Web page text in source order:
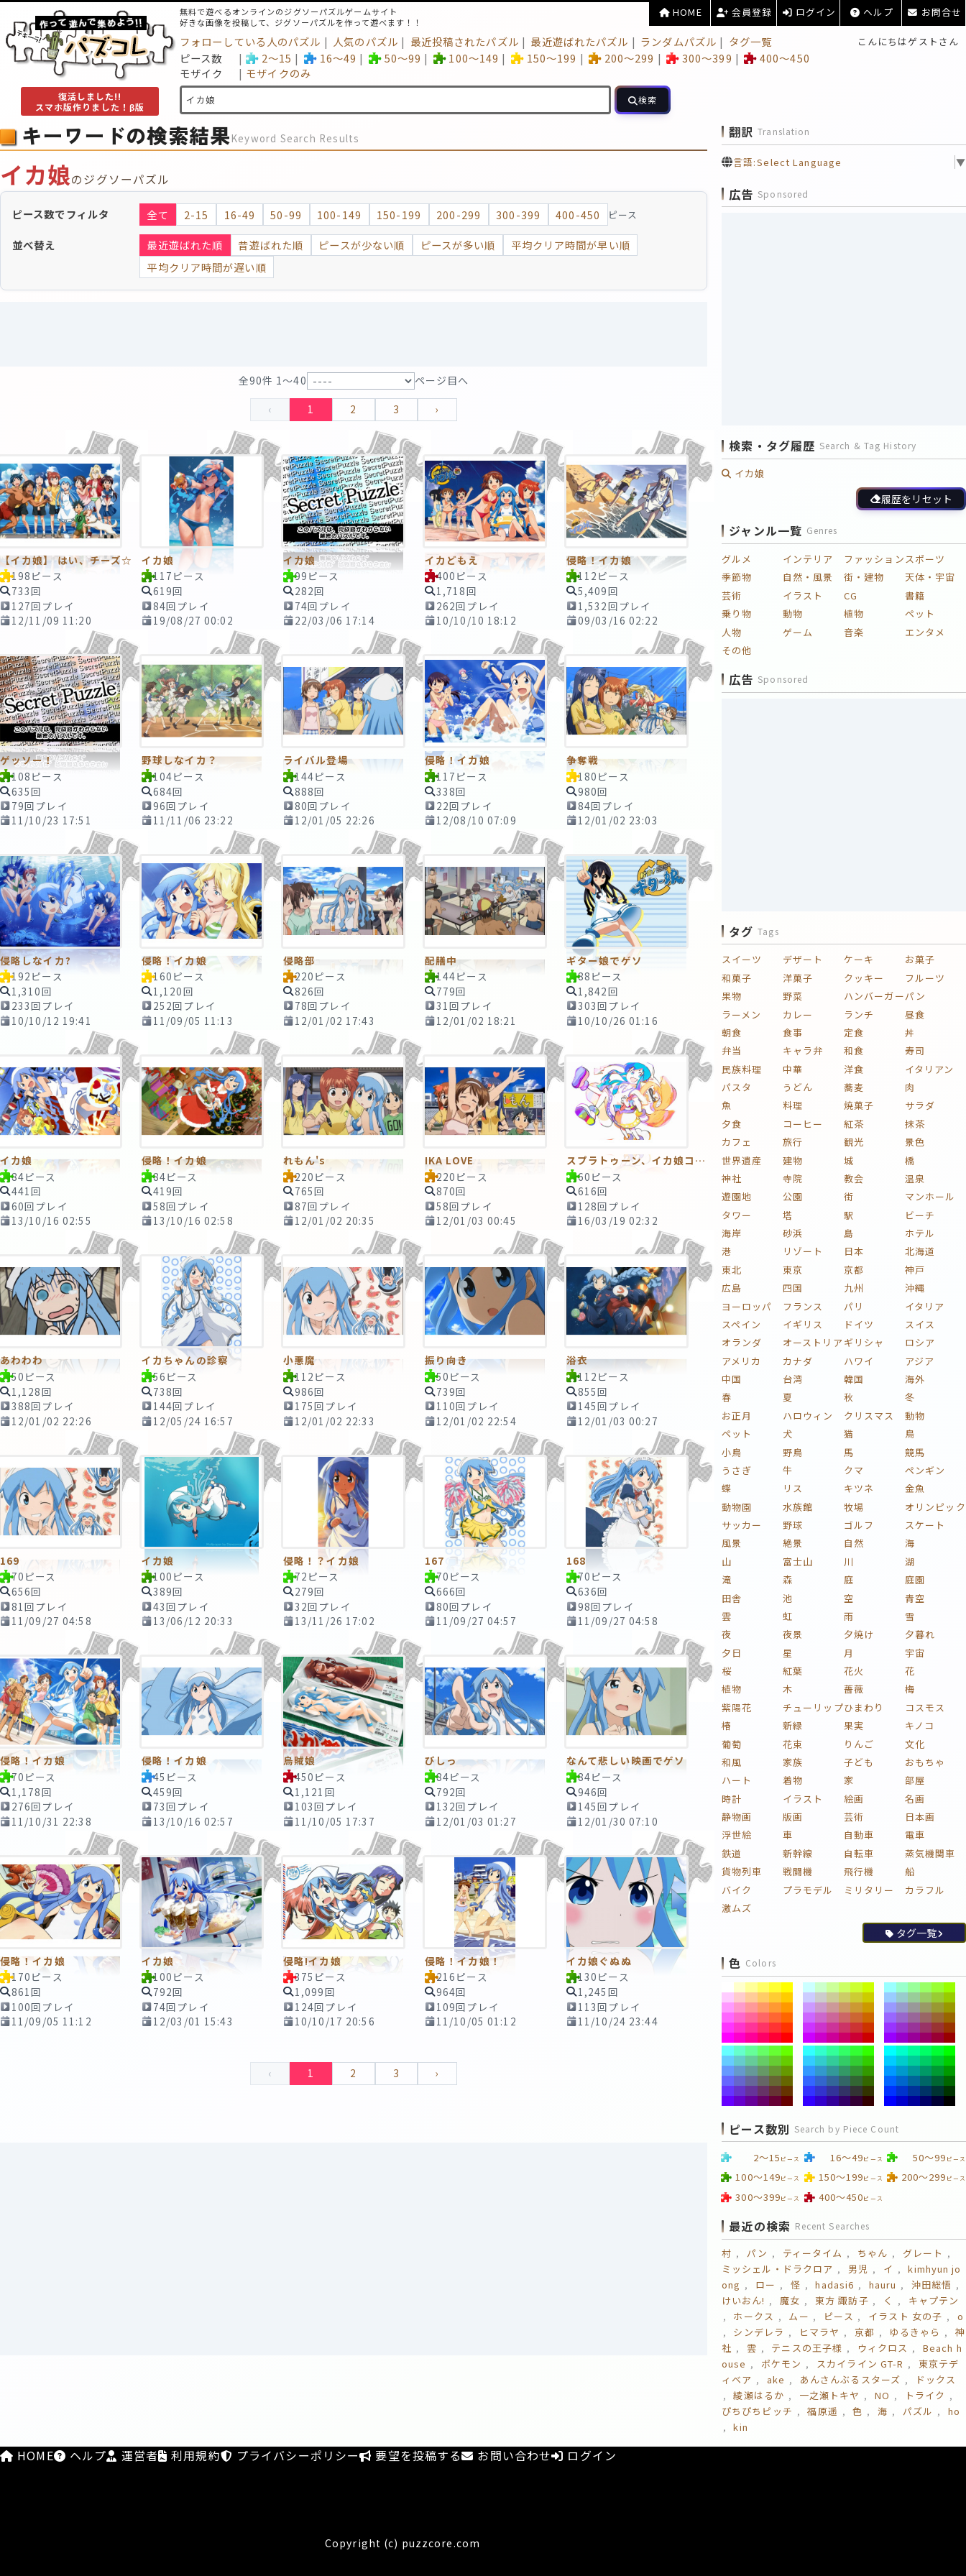
復活しました!!
スマホ版作りました！β版
検索
無料で遊べるオンラインのジグソーパズルゲームサイト
好きな画像を投稿して、ジグソーパズルを作って遊べます！！
HOME 会員登録 ログイン ヘルプ お問合せ
こんにちはゲストさん
フォローしている人のパズル 人気のパズル 最近投稿されたパズル 最近遊ばれたパズル ランダムパズル
タグ一覧
ピース数
2～15 16～49 50～99 100～149 150～199 200～299 300～399
400～450
モザイク
モザイクのみ
キーワードの検索結果Keyword Search Results
イカ娘のジグソーパズル
ピース数でフィルタ 全て 2-15 16-49 50-99 100-149 150-199 200-299 300-399 400-450 ピース
並べ替え 最近遊ばれた順 昔遊ばれた順 ピースが少ない順 ピースが多い順
平均クリア時間が早い順
平均クリア時間が遅い順
全90件 1〜40
ページ目へ
‹
1 2 3 ›
【イカ娘】 はい、チーズ☆
198ピース
733回
127回プレイ
12/11/09 11:20
イカ娘
117ピース
619回
84回プレイ
19/08/27 00:02
イカ娘
99ピース
282回
74回プレイ
22/03/06 17:14
イカどもえ
400ピース
1,718回
262回プレイ
10/10/10 18:12
侵略！イカ娘
112ピース
5,409回
1,532回プレイ
09/03/16 02:22
ゲッソー！
108ピース
635回
79回プレイ
11/10/23 17:51
野球しなイカ？
104ピース
684回
96回プレイ
11/11/06 23:22
ライバル登場
144ピース
888回
80回プレイ
12/01/05 22:26
侵略！イカ娘
117ピース
338回
22回プレイ
12/08/10 07:09
争奪戦
180ピース
980回
84回プレイ
12/01/02 23:03
侵略しなイカ?
192ピース
1,310回
233回プレイ
10/10/12 19:41
侵略！イカ娘
160ピース
1,120回
252回プレイ
11/09/05 11:13
侵略部
220ピース
826回
78回プレイ
12/01/02 17:43
配膳中
144ピース
779回
31回プレイ
12/01/02 18:21
ギター娘でゲソ
88ピース
1,842回
303回プレイ
10/10/26 01:16
イカ娘
84ピース
441回
60回プレイ
13/10/16 02:55
侵略！イカ娘
84ピース
419回
58回プレイ
13/10/16 02:58
れもん's
220ピース
765回
87回プレイ
12/01/02 20:35
IKA LOVE
220ピース
870回
58回プレイ
12/01/03 00:45
スプラトゥーン、イカ娘コラボ
60ピース
616回
128回プレイ
16/03/19 02:32
あわわわ
50ピース
1,128回
388回プレイ
12/01/02 22:26
イカちゃんの診察
56ピース
738回
144回プレイ
12/05/24 16:57
小悪魔
112ピース
986回
175回プレイ
12/01/02 22:33
振り向き
50ピース
739回
110回プレイ
12/01/02 22:54
浴衣
112ピース
855回
145回プレイ
12/01/03 00:27
169
70ピース
656回
81回プレイ
11/09/27 04:58
イカ娘
100ピース
389回
43回プレイ
13/06/12 20:33
侵略！？イカ娘
72ピース
279回
32回プレイ
13/11/26 17:02
167
70ピース
666回
80回プレイ
11/09/27 04:57
168
70ピース
636回
98回プレイ
11/09/27 04:58
侵略！イカ娘
70ピース
1,178回
276回プレイ
11/10/31 22:38
侵略！イカ娘
45ピース
459回
73回プレイ
13/10/16 02:57
烏賊娘
450ピース
1,121回
103回プレイ
11/10/05 17:37
びしっ
84ピース
792回
132回プレイ
12/01/03 01:27
なんて悲しい映画でゲソ
84ピース
946回
145回プレイ
12/01/30 07:10
侵略！イカ娘
170ピース
861回
100回プレイ
11/09/05 11:12
イカ娘
100ピース
792回
74回プレイ
12/03/01 15:43
侵略!イカ娘
375ピース
1,099回
124回プレイ
10/10/17 20:56
侵略！イカ娘！
216ピース
964回
109回プレイ
11/10/05 01:12
イカ娘ぐぬぬ
130ピース
1,245回
113回プレイ
11/10/24 23:44
‹ 1 2 3 ›
翻訳 Translation
言語:Select Language ▼
広告 Sponsored
検索・タグ履歴 Search & Tag History
イカ娘
履歴をリセット
ジャンル一覧 Genres
グルメ インテリア ファッションスポーツ
季節物
自然・風景 街・建物
天体・宇宙
芸術
イラスト CG
書籍
乗り物
動物 植物
ペット
人物
ゲーム 音楽
エンタメ
その他
広告 Sponsored
タグ Tags
スイーツ デザート ケーキ
お菓子
和菓子
洋菓子 クッキー
フルーツ
果物
野菜 ハンバーガーパン
ラーメン
カレー ランチ
昼食
朝食
食事 定食
丼
弁当
キャラ弁 和食
寿司
民族料理
中華 洋食
イタリアン
パスタ
うどん 蕎麦
肉
魚
料理 焼菓子
サラダ
夕食
コーヒー 紅茶
抹茶
カフェ
旅行 観光
景色
世界遺産
建物 城
橋
神社
寺院 教会
温泉
遊園地
公園 街
マンホール
タワー
塔 駅
ビーチ
海岸
砂浜 島
ホテル
港
リゾート 日本
北海道
東北
東京 京都
神戸
広島
四国 九州
沖縄
ヨーロッパ
フランス パリ
イタリア
スペイン
イギリス ドイツ
スイス
オランダ
オーストリア ギリシャ
ロシア
アメリカ
カナダ ハワイ
アジア
中国
台湾 韓国
海外
春
夏 秋
冬
お正月
ハロウィン クリスマス
動物
ペット
犬 猫
鳥
小鳥
野鳥 馬
競馬
うさぎ
牛 クマ
ペンギン
蝶
リス キツネ
金魚
動物園
水族館 牧場
オリンピック
サッカー
野球 ゴルフ
スケート
風景
絶景 自然
海
山
富士山 川
湖
滝
森 庭
庭園
田舎
池 空
青空
雲
虹 雨
雪
夜
夜景 夕焼け
夕暮れ
夕日
星 月
宇宙
桜
紅葉 花火
花
植物
木 薔薇
梅
紫陽花
チューリップひまわり
コスモス
椿
新緑 果実
キノコ
葡萄
花束 りんご
文化
和風
家族 子ども
おもちゃ
ハート
着物 家
部屋
時計
イラスト 絵画
名画
静物画
版画 芸術
日本画
浮世絵
車 自動車
電車
鉄道
新幹線 自転車
蒸気機関車
貨物列車
戦闘機 飛行機
船
バイク
プラモデル ミリタリー
カラフル
激ムズ
タグ一覧
色 Colors
ピース数別 Search by Piece Count
2～15 ピース 16～49ピース 50～99 ピース
100～149ピース 150～199ピース 200～299 ピース
300～399ピース 400～450ピース
最近の検索 Recent Searches
村 パン ティータイム ちゃん
グレート
ミッシェル・ドラクロア
男児 イ
kimhyun jo
ong
ロー 怪 hadasi6 hauru
沖田総悟
けいおん!
魔女 東方 諏訪子 く
キャプテン
ホークス
ムー ピース イラスト 女の子
o
シンデレラ
ヒマラヤ 京都 ゆるきゃら
神
社
雲 テニスの王子様 ウィクロス
Beach h
ouse
ポケモン スカイライン GT-R
東京テデ
ィベア
ake あんさんぶるスターズ
ドックス
綾瀬はるか
一之瀬トキヤ NO
トライク
ぴちぴちピッチ
福原遥 色 海 パズル
ho
kin
HOME ヘルプ 運営者 利用規約 プライバシーポリシー 要望を投稿する お問い合わせ ログイン
Copyright (c) puzzcore.com